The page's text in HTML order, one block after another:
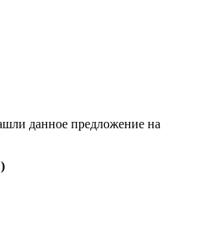
данное предложение на